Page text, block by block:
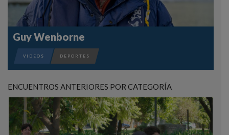
Guy Wenborne
DEPORTES
VIDEOS
ENCUENTROS ANTERIORES POR CATEGORÍA